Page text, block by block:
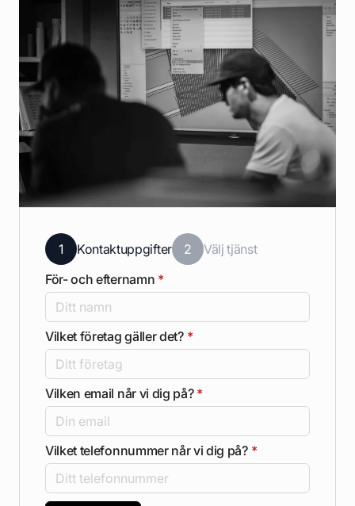
1 Kontaktuppgifter 2
Välj tjänst
För- och efternamn *
Vilket företag gäller det? *
Vilken email når vi dig på? *
Vilket telefonnummer når vi dig på? *